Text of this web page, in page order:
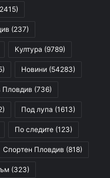
(237)
Култура (9789)
Новини (54283)
Пловдив (736)
Под лупа (1613)
По следите (123)
Спортен Пловдив (818)
(323)